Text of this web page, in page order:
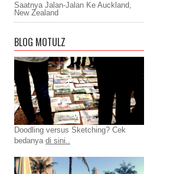
Saatnya Jalan-Jalan Ke Auckland,
New Zealand
BLOG MOTULZ
Doodling versus Sketching? Cek
bedanya di sini..